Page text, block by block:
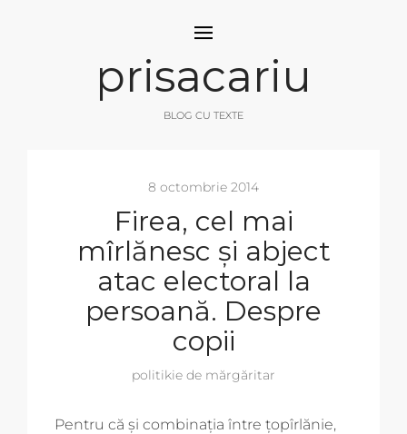
prisacariu
BLOG CU TEXTE
8 octombrie 2014
Firea, cel mai
mîrlănesc și abject
atac electoral la
persoană. Despre
copii
politikie de mărgăritar
Pentru că și combinația între țopîrlănie,